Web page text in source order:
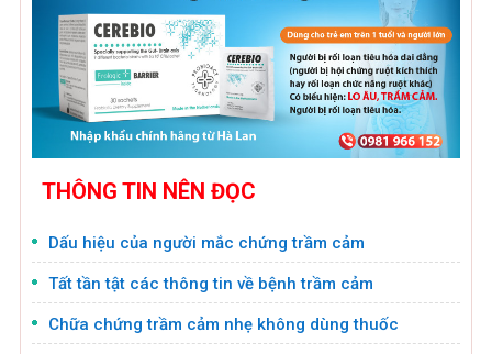
THÔNG TIN NÊN ĐỌC
Dấu hiệu của người mắc chứng trầm cảm
Tất tần tật các thông tin về bệnh trầm cảm
Chữa chứng trầm cảm nhẹ không dùng thuốc